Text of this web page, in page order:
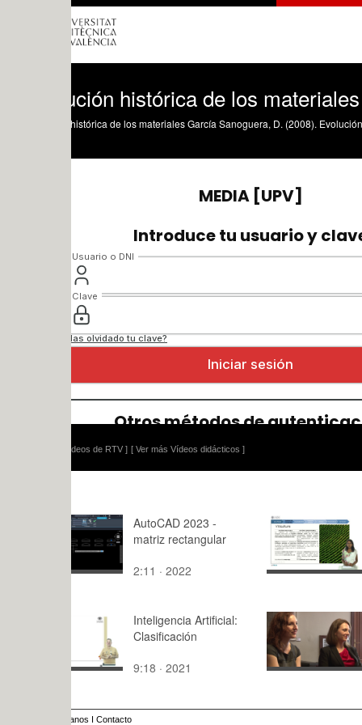
histórica de los materiales
de los materiales García Sanoguera, D. (2008). Evolución histórica de
[ Ver más Vídeos didácticos ]
AutoCAD 2023 -
matriz rectangular
2:11 · 2022
La
commune
benitatxell
1:19 · 2015
Inteligencia Artificial:
Clasificación
9:18 · 2021
UPV-
Science
2:06 · 2024